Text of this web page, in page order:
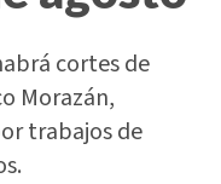
cortes de
Morazán,
trabajos de